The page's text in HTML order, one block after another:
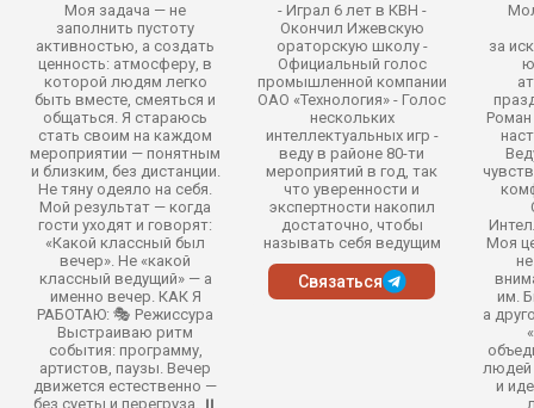
Моя задача — не
заполнить пустоту
активностью, а создать
ценность: атмосферу, в
которой людям легко
быть вместе, смеяться и
общаться. Я стараюсь
стать своим на каждом
мероприятии — понятным
и близким, без дистанции.
Не тяну одеяло на себя.
Мой результат — когда
гости уходят и говорят:
«Какой классный был
вечер». Не «какой
классный ведущий» — а
именно вечер. КАК Я
РАБОТАЮ: 🎭 Режиссура
Выстраиваю ритм
события: программу,
артистов, паузы. Вечер
движется естественно —
без суеты и перегруза. ⏸️
- Играл 6 лет в КВН -
Окончил Ижевскую
ораторскую школу -
Официальный голос
промышленной компании
ОАО «Технология» - Голос
нескольких
интеллектуальных игр -
веду в районе 80-ти
мероприятий в год, так
что уверенности и
экспертности накопил
достаточно, чтобы
называть себя ведущим
Связаться
за
Моя
им.
а
людей
и